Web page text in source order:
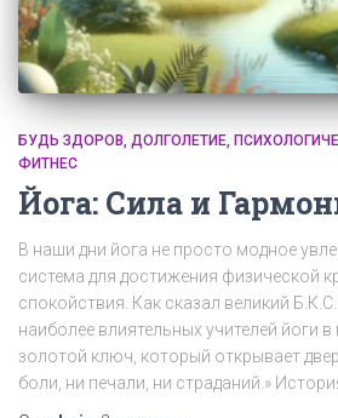
БУДЬ ЗДОРОВ ДОЛГОЛЕТИЕ
ФИТНЕС
Йога: Сила и
В наши дни йога не просто модное
система для достижения физической
спокойствия. Как сказал великий
наиболее влиятельных учителей йоги
золотой ключ, который открывает
боли, ни печали, ни страданий.»